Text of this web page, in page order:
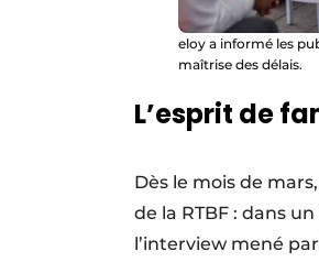
eloy a informé les
maîtrise des délais.
L’esprit de
Dès le mois de
de la RTBF : dans
l’interview mené